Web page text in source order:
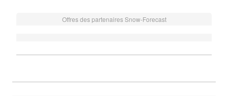
Offres des partenaires Snow-Forecast